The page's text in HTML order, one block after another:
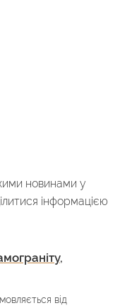
новинами у
інформацією
від